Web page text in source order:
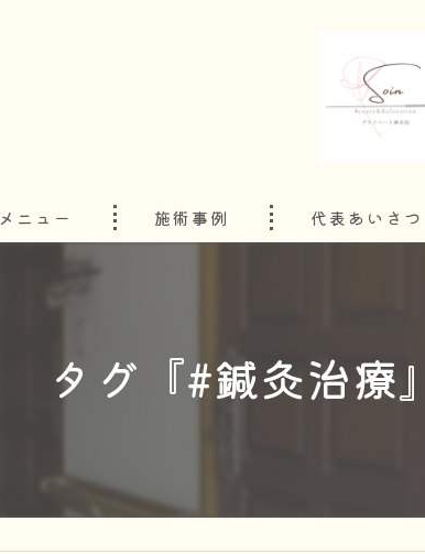
メニュー 施術事例 代表あいさつ
タグ『#鍼灸治療